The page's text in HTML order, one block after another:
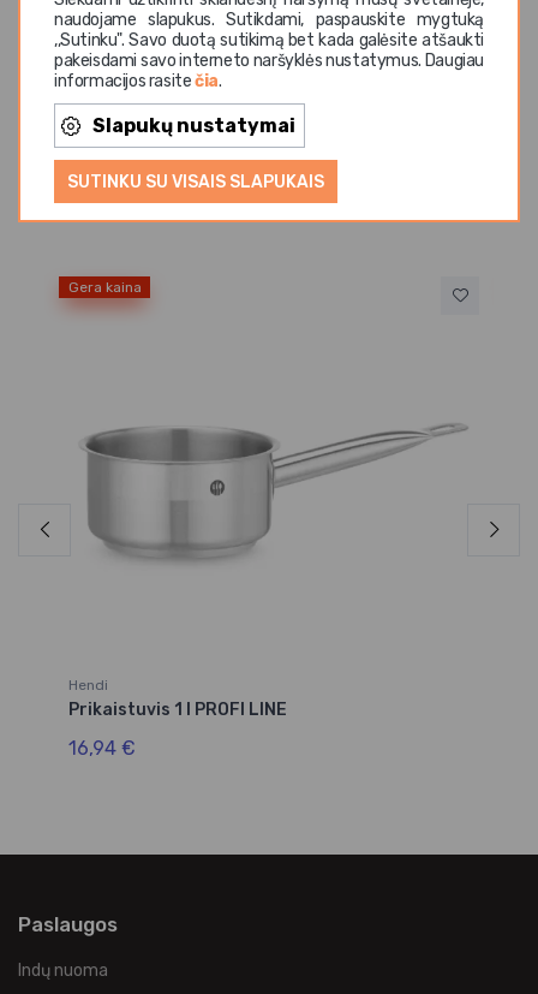
naudojame slapukus. Sutikdami, paspauskite mygtuką
,,Sutinku". Savo duotą sutikimą bet kada galėsite atšaukti
pakeisdami savo interneto naršyklės nustatymus. Daugiau
informacijos rasitečia.
Slapukų nustatymai
SUTINKU SU VISAIS SLAPUKAIS
rūšių viryklių, įskaitant indukcines virykles Saugus
naudojimas dėl tvirtų, neįkaistančių plieninių rankenų
Panašios prekės
Gera kaina
Hendi
Prikaistuvis 1 l PROFI LINE
16,94 €
Paslaugos
Indų nuoma